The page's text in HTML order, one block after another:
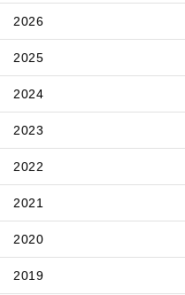
2026
2025
2024
2023
2022
2021
2020
2019